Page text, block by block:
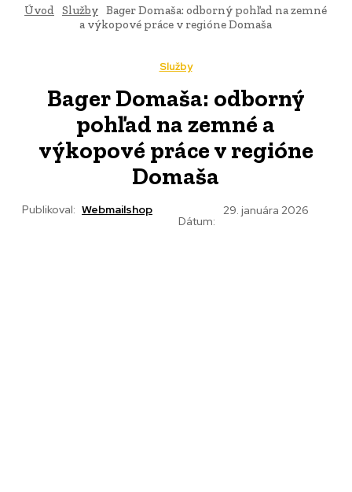
Úvod Služby Bager Domaša: odborný pohľad na zemné
a výkopové práce v regióne Domaša
Služby
Bager Domaša: odborný
pohľad na zemné a
výkopové práce v regióne
Domaša
Publikoval: Webmailshop
Dátum:
29. januára 2026